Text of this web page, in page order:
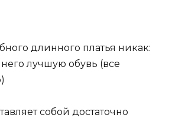
собой достаточно